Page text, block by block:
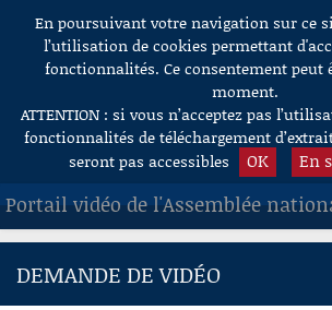
Aller au contenu
En poursuivant votre navigation sur ce
l’utilisation de cookies permettant
fonctionnalités. Ce consentement peut
moment.
ATTENTION : si vous n’acceptez pas
fonctionnalités de téléchargement
seront pas accessibles
OK En
Portail vidéo de l'Assemblée
ACCUEIL
DEMANDE DE VIDÉO